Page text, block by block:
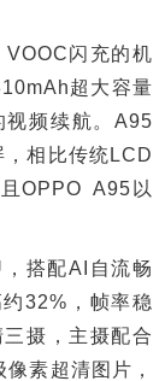
闪充的机
超大容量
频续航。A95
相比传统LCD
OPPO A95以
搭配AI自流畅
32%，帧率稳
摄，主摄配合
素超清图片，